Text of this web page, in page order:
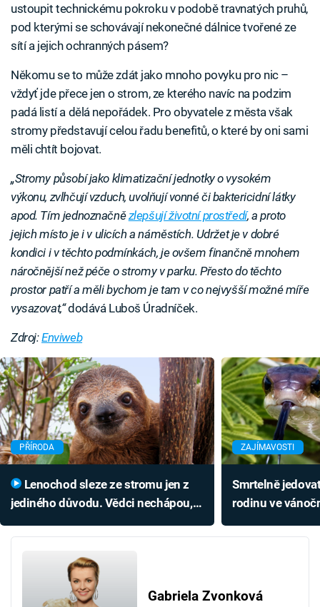
ustoupit technickému pokroku v podobě travnatých pruhů,
pod kterými se schovávají nekonečné dálnice tvořené ze
sítí a jejich ochranných pásem?
Někomu se to může zdát jako mnoho povyku pro nic –
vždyť jde přece jen o strom, ze kterého navíc na podzim
padá listí a dělá nepořádek. Pro obyvatele z města však
stromy představují celou řadu benefitů, o které by oni sami
měli chtít bojovat.
„Stromy působí jako klimatizační jednotky o vysokém
výkonu, zvlhčují vzduch, uvolňují vonné či baktericidní látky
apod. Tím jednoznačnězlepšují životní prostředí, a proto
jejich místo je i v ulicích a náměstích. Udržet je v dobré
kondici i v těchto podmínkách, je ovšem finančně mnohem
náročnější než péče o stromy v parku. Přesto do těchto
prostor patří a měli bychom je tam v co nejvyšší možné míře
vysazovat,“dodává Luboš Úradníček.
Zdroj:Enviweb
PŘÍRODA
jediného důvodu. Vědci nechápou,
ZAJÍMAVOSTI
Smrtelně
rodinu ve
Gabriela Zvonková